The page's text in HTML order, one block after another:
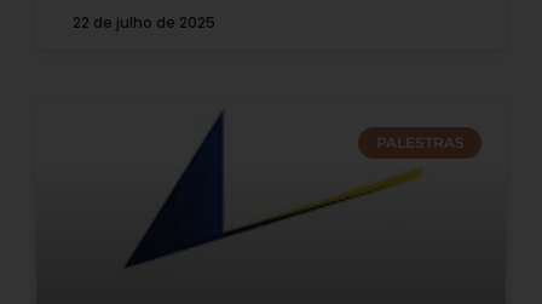
22 de julho de 2025
PALESTRAS